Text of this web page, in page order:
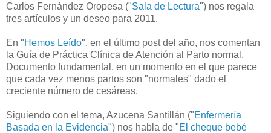
Carlos Fernández Oropesa ("Sala de Lectura") nos regala
tres artículos y un deseo para 2011.
En "Hemos Leído", en el último post del año, nos comentan
la Guía de Práctica Clínica de Atención al Parto normal.
Documento fundamental, en un momento en el que parece
que cada vez menos partos son "normales" dado el
creciente número de cesáreas.
Siguiendo con el tema, Azucena Santillán ("Enfermería
Basada en la Evidencia") nos habla de "El cheque bebé